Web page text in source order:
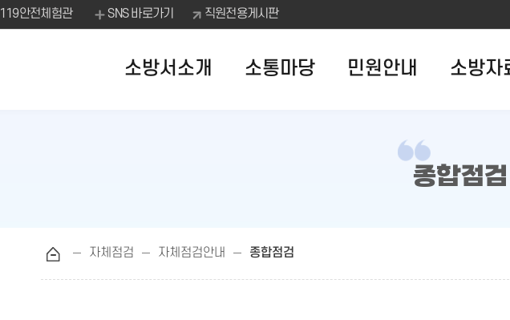
119안전체험관 SNS 바로가기 직원전용게시판
소방서소개 소통마당 민원안내 소방자
종합점검
자체점검 자체점검안내 종합점검